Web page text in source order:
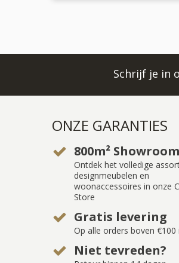
Schrijf je in
ONZE GARANTIES
800m² Showroom
Ontdek het volledige
designmeubelen en
woonaccessoires in onze
Store
Gratis levering
Op alle orders boven €100
Niet tevreden?